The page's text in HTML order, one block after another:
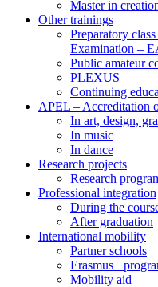
Master in
Other trainings
Preparatory
Examination –
Public amateur
PLEXUS
Continuing
APEL – Accreditation
In art, design,
In music
In dance
Research projects
Research
Professional integration
During the
After graduation
International mobility
Partner schools
Erasmus+
Mobility aid